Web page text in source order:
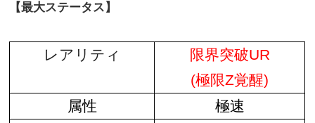
【最大ステータス】
レアリティ
限界突破UR
(極限Z覚醒)
属性
極速